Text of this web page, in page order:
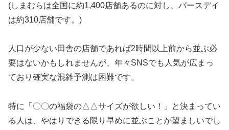
(しまむらは全国に約1,400店舗あるのに対し、バースデイ
は約310店舗です。)
人口が少ない田舎の店舗であれば2時間以上前から並ぶ必
要はないかもしれませんが、年々SNSでも人気が広まっ
ており確実な混雑予測は困難です。
特に「〇〇の福袋の△△サイズが欲しい！」と決まってい
る人は、やはりできる限り早めに並ぶことが望ましいでし